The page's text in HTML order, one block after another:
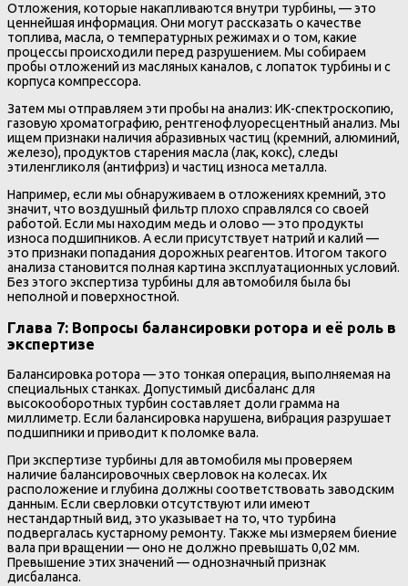
Отложения, которые накапливаются внутри турбины, — это
ценнейшая информация. Они могут рассказать о качестве
топлива, масла, о температурных режимах и о том, какие
процессы происходили перед разрушением. Мы собираем
пробы отложений из масляных каналов, с лопаток турбины и с
корпуса компрессора.
Затем мы отправляем эти пробы на анализ: ИК-спектроскопию,
газовую хроматографию, рентгенофлуоресцентный анализ. Мы
ищем признаки наличия абразивных частиц (кремний, алюминий,
железо), продуктов старения масла (лак, кокс), следы
этиленгликоля (антифриз) и частиц износа металла.
Например, если мы обнаруживаем в отложениях кремний, это
значит, что воздушный фильтр плохо справлялся со своей
работой. Если мы находим медь и олово — это продукты
износа подшипников. А если присутствует натрий и калий —
это признаки попадания дорожных реагентов. Итогом такого
анализа становится полная картина эксплуатационных условий.
Без этого экспертиза турбины для автомобиля была бы
неполной и поверхностной.
Глава 7: Вопросы балансировки ротора и её роль в
экспертизе
Балансировка ротора — это тонкая операция, выполняемая на
специальных станках. Допустимый дисбаланс для
высокооборотных турбин составляет доли грамма на
миллиметр. Если балансировка нарушена, вибрация разрушает
подшипники и приводит к поломке вала.
При экспертизе турбины для автомобиля мы проверяем
наличие балансировочных сверловок на колесах. Их
расположение и глубина должны соответствовать заводским
данным. Если сверловки отсутствуют или имеют
нестандартный вид, это указывает на то, что турбина
подвергалась кустарному ремонту. Также мы измеряем биение
вала при вращении — оно не должно превышать 0,02 мм.
Превышение этих значений — однозначный признак
дисбаланса.